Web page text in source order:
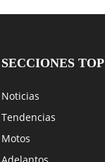
SECCIONES TOP
Noticias
Tendencias
Motos